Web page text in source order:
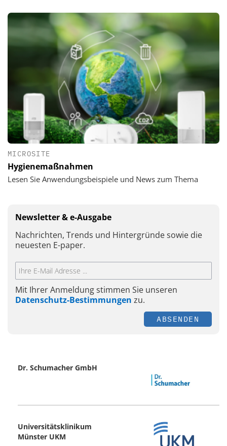
MICROSITE
Hygienemaßnahmen
Lesen Sie Anwendungsbeispiele und News zum Thema
Newsletter & e-Ausgabe
Nachrichten, Trends und Hintergründe sowie die
neuesten E-paper.
Mit Ihrer Anmeldung stimmen Sie unseren
Datenschutz-Bestimmungen zu.
ABSENDEN
Dr. Schumacher GmbH
Universitätsklinikum
Münster UKM